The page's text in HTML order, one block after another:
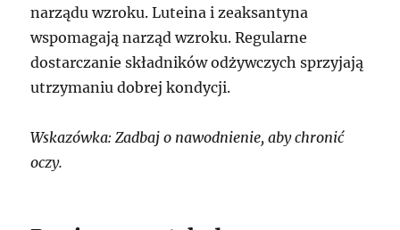
narządu wzroku. Luteina i zeaksantyna
wspomagają narząd wzroku. Regularne
dostarczanie składników odżywczych sprzyjają
utrzymaniu dobrej kondycji.
Wskazówka: Zadbaj o nawodnienie, aby chronić
oczy.